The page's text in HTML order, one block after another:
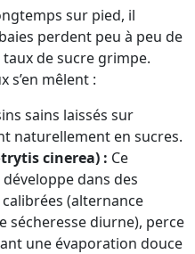
sur pied, il
perdent peu à peu de
de sucre grimpe.
s’en mêlent :
sains laissés sur
naturellement en sucres.
cinerea) : Ce
dans des
(alternance
sécheresse diurne), perce
une évaporation douce